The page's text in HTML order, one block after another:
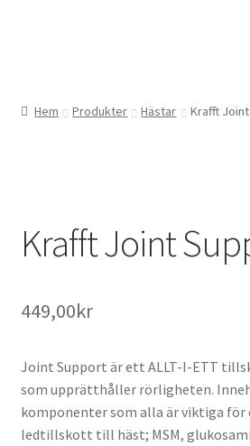
Kontakta oss
Hem Produkter Hästar Krafft
Krafft Joint
449,00kr
Joint Support är ett ALLT-I-ETT
som upprätthåller rörligheten.
komponenter som alla är viktiga
ledtillskott till häst; MSM,